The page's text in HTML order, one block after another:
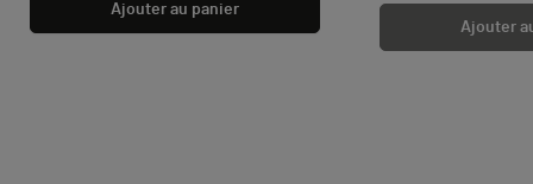
Ajouter au panier
Ajouter